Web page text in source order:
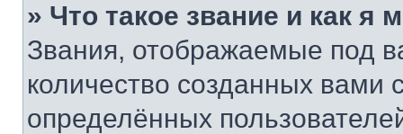
» Что такое звание и как я
Звания, отображаемые под
количество созданных
определённых